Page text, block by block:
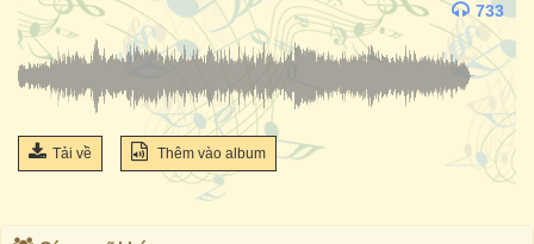
733
Tải về Thêm vào album